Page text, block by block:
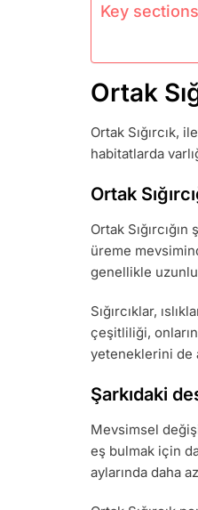
Key
Ortak
Ortak Sığırcık,
habitatlarda
Ortak
Ortak
üreme
genellikle
Sığırcıklar,
çeşitliliği,
yeteneklerini de
Şarkıdaki
Mevsimsel
eş bulmak için
aylarında daha